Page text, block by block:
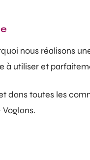
nous réalisons
à utiliser et
dans toutes les